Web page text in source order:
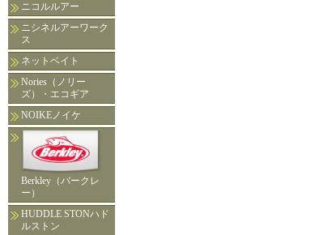
ニコルルアー
ニシネルアーワーク
ス
ネットベイト
Nories（ノリー
ズ）・エコギア
NOIKEノイケ
Berkley（バークレ
ー）
HUDDLE STONハド
ルストン